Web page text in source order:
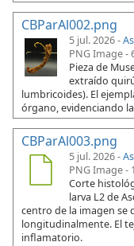
CBParAl002.png
5 jul. 2026 -
PNG Image -
Pieza de
extraído
lumbricoides). El
órgano, evidenciando
CBParAl003.png
5 jul. 2026 -
PNG Image -
Corte
larva L2 de
centro de la imagen se
longitudinalmente. El
inflamatorio.